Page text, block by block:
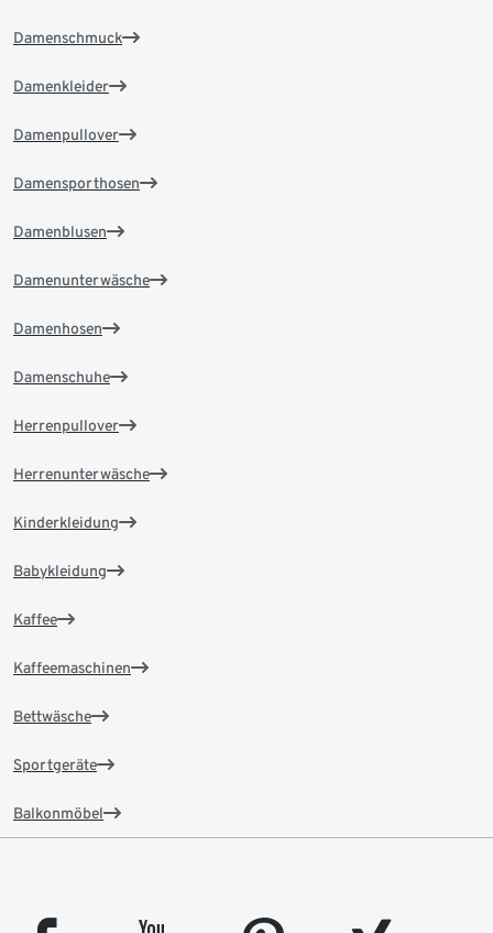
Damenschmuck
Damenkleider
Damenpullover
Damensporthosen
Damenblusen
Damenunterwäsche
Damenhosen
Damenschuhe
Herrenpullover
Herrenunterwäsche
Kinderkleidung
Babykleidung
Kaffee
Kaffeemaschinen
Bettwäsche
Sportgeräte
Balkonmöbel